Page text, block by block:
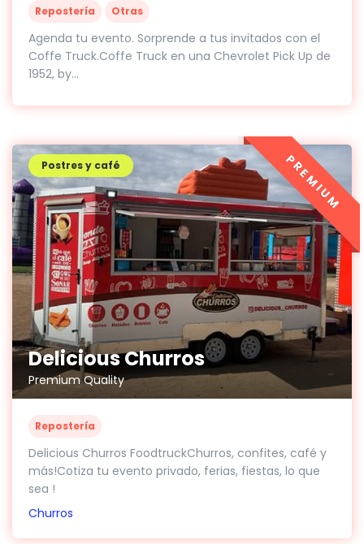
Repostería Otras
Agenda tu evento. Sorprende a tus invitados con el
Coffe Truck.Coffe Truck en una Chevrolet Pick Up de
1952, by...
Delicious Churros
Premium Quality
Postres y café
Repostería
Delicious Churros FoodtruckChurros, confites, café y
más!Cotiza tu evento privado, ferias, fiestas, lo que
sea !
Churros
PREMIUM